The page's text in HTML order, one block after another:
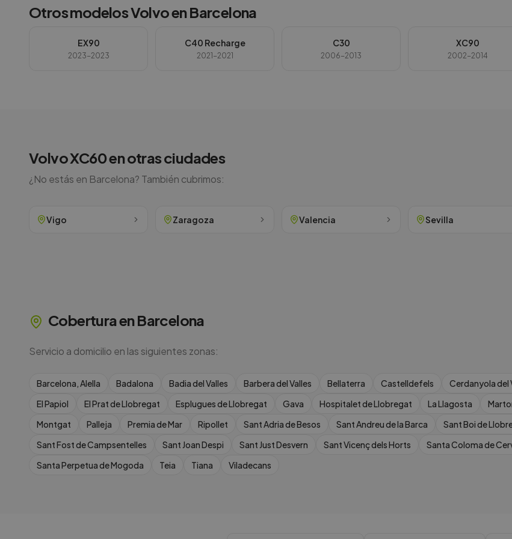
Otros modelosVolvoenBarcelona
EX90
2023-2023
C40 Recharge
2021-2021
C30
2006-2013
XC90
2002-2014
VolvoXC60en otras ciudades
¿No estás en Barcelona? También cubrimos:
Vigo Zaragoza Valencia Sevilla
Cobertura enBarcelona
Servicio a domicilio en las siguientes zonas:
Barcelona, Alella Badalona Badia del Valles Barbera del Valles Bellaterra Castelldefels Cerdanyola del
El Papiol
El Prat de Llobregat Esplugues de Llobregat Gava Hospitalet de Llobregat La Llagosta
Montgat
Palleja Premia de Mar Ripollet Sant Adria de Besos Sant Andreu de la Barca Sant Boi de
Sant Fost de Campsentelles
Sant Joan Despi Sant Just Desvern Sant Vicenç dels Horts Santa Coloma de
Santa Perpetua de Mogoda
Teia Tiana Viladecans